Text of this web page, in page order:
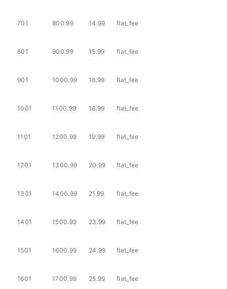
701 800.99 14.99 flat_fee
801 900.99 15.99 flat_fee
901 1000.99 16.99 flat_fee
1001 1100.99 18.99 flat_fee
1101 1200.99 19.99 flat_fee
1201 1300.99 20.99 flat_fee
1301 1400.99 21.99 flat_fee
1401 1500.99 23.99 flat_fee
1501 1600.99 24.99 flat_fee
1601 1700.99 25.99 flat_fee